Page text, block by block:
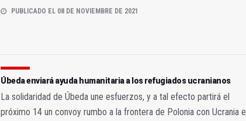
PUBLICADO EL 08 DE NOVIEMBRE DE 2021
Úbeda enviará ayuda humanitaria a los refugiados ucranianos
La solidaridad de Úbeda une esfuerzos, y a tal efecto partirá el
próximo 14 un convoy rumbo a la frontera de Polonia con Ucrania el